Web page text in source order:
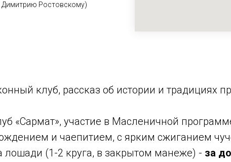
Димитрию Ростовскому)
клуб, рассказ об истории и традициях
«Сармат», участие в Масленичной
и чаепитием, с ярким сжиганием
(1-2 круга, в закрытом манеже) - за